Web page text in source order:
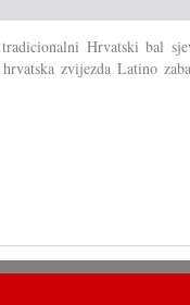
Hrvatski bal
zvijezda Latino